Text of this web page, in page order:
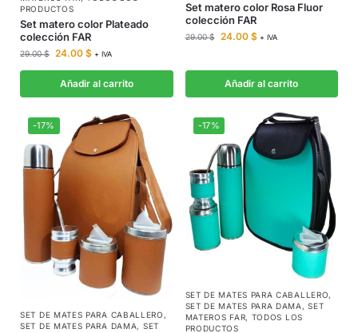
PRODUCTOS
Set matero color Plateado
colección FAR
29.00$ 24.00 $ + IVA
Añadir al carrito
Set matero color Rosa Fluor
colección FAR
29.00$ 24.00 $ + IVA
Añadir al carrito
-17%
SET DE MATES PARA CABALLERO ,
SET DE MATES PARA DAMA, SET
-17%
SET DE MATES PARA CABALLERO,
SET DE MATES PARA DAMA,SET
MATEROS FAR, TODOS LOS
PRODUCTOS